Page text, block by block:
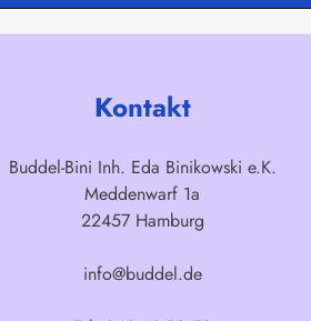
Kontakt
Buddel-Bini Inh. Eda Binikowski e.K.
Meddenwarf 1a
22457 Hamburg
info@buddel.de